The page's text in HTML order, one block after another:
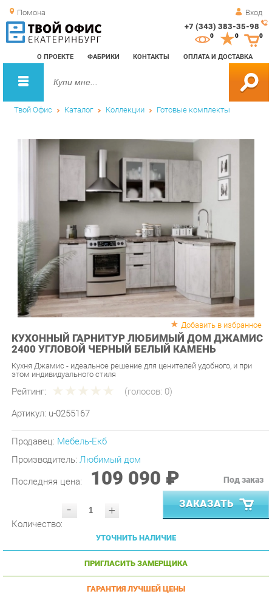
Помона Вход
+7 (343) 383-35-98
О ПРОЕКТЕ ФАБРИКИ КОНТАКТЫ ОПЛАТА И ДОСТАВКА
0 0
Твой Офис Каталог Коллекции Готовые комплекты
Добавить в избранное
КУХОННЫЙ ГАРНИТУР ЛЮБИМЫЙ ДОМ ДЖАМИС
2400 УГЛОВОЙ ЧЕРНЫЙ БЕЛЫЙ КАМЕНЬ
Кухня Джамис - идеальное решение для ценителей удобного, и при
Рейтинг:
Артикул: u-0255167
Производитель:Любимый дом
Последняя цена: 109 090 ₽
- ЗАКАЗАТЬ
УТОЧНИТЬ НАЛИЧИЕ
ПРИГЛАСИТЬ ЗАМЕРЩИКА
ГАРАНТИЯ ЛУЧШЕЙ ЦЕНЫ